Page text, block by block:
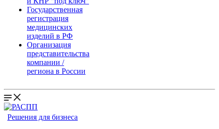
Государственная
регистрация
медицинских
изделий в РФ
Организация
представительства
компании /
региона в России
Решения для бизнеса